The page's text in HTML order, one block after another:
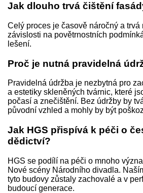
Jak dlouho trvá čištění
Celý proces je časově náročný a trvá
závislosti na povětrnostních
lešení.
Proč je nutná pravidelná
Pravidelná údržba je nezbytná pro
a estetiky skleněných tvárnic, které
počasí a znečištění. Bez údržby by
původní vzhled a mohly by být
Jak HGS přispívá k péči o
dědictví?
HGS se podílí na péči o mnoho
Nové scény Národního divadla.
tyto budovy zůstaly zachovalé a v
budoucí generace.